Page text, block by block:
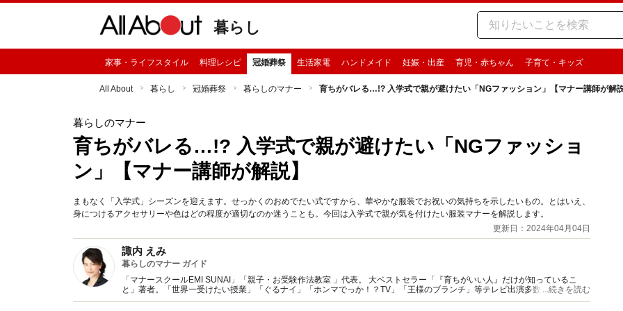
暮らし
家事・ライフスタイル 料理レシピ 冠婚葬祭 生活家電 ハンドメイド 妊娠・出産 育児・赤ちゃん 子育て・キッズ
All About 暮らし 冠婚葬祭 暮らしのマナー 育ちがバレる…!? 入学式で親が避けたい「NGファッション」【マナー講師が解
暮らしのマナー
育ちがバレる…!? 入学式で親が避けたい「NGファッショ
ン」【マナー講師が解説】
まもなく「入学式」シーズンを迎えます。せっかくのおめでたい式ですから、華やかな服装でお祝いの気持ちを示したいもの。とはいえ、
身につけるアクセサリーや色はどの程度が適切なのか迷うことも。今回は入学式で親が気を付けたい服装マナーを解説します。
更新日：2024年04月04日
諏内 えみ
暮らしのマナー ガイド
「マナースクールEMI SUNAI」「親子・お受験作法教室 」代表。 大ベストセラー「『育ちがいい人』だけが知っているこ
と」著者。「世界一受けたい授業」「ぐるナイ」「ホンマでっか！？TV」「王様のブランチ」等テレビ出演多数。 映画やド
ラマで女優のエレガント所作指導にも定評。
...続きを読む